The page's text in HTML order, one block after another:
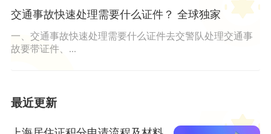
交通事故快速处理需要什么证件？ 全球独家
一、交通事故快速处理需要什么证件去交警队处理交通事
故要带证件、...
最近更新